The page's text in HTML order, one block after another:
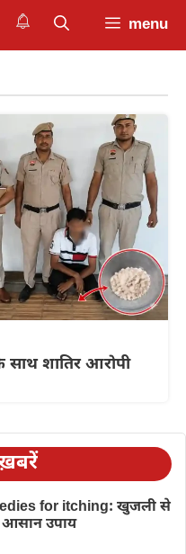
menu
साथ शातिर आरोपी
ख़बरें
for itching: खुजली से
आसान उपाय